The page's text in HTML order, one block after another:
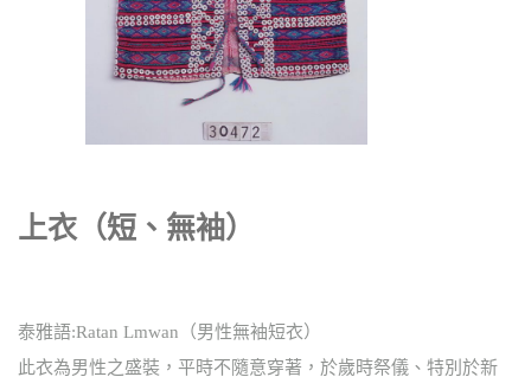
上衣（短、無袖）
泰雅語:Ratan Lmwan（男性無袖短衣）
此衣為男性之盛裝，平時不隨意穿著，於歲時祭儀、特別於新